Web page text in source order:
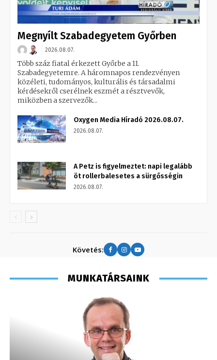
Megnyílt Szabadegyetem Győrben
2026.08.07.
Több száz fiatal érkezett Győrbe a 11.
Szabadegyetemre. A háromnapos rendezvényen
közéleti, tudományos, kulturális és társadalmi
kérdésekről cserélnek eszmét a résztvevők,
miközben a szervezők...
Oxygen Media Híradó 2026.08.07.
2026.08.07.
A Petz is figyelmeztet: napi legalább
öt rollerbalesetes a sürgősségin
2026.08.07.
Követés:
MUNKATÁRSAINK